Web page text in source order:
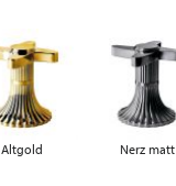
Altgold Nerz matt